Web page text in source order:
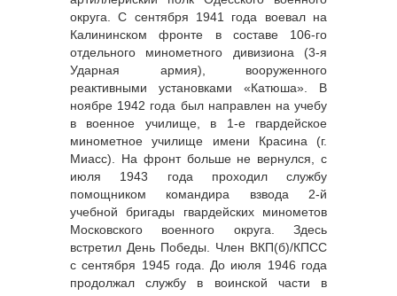
округа. С сентября 1941 года воевал на
Калининском фронте в составе 106-го
отдельного минометного дивизиона (3-я
Ударная армия), вооруженного
реактивными установками «Катюша». В
ноябре 1942 года был направлен на учебу
в военное училище, в 1-е гвардейское
минометное училище имени Красина (г.
Миасс). На фронт больше не вернулся, с
июля 1943 года проходил службу
помощником командира взвода 2-й
учебной бригады гвардейских минометов
Московского военного округа. Здесь
встретил День Победы. Член ВКП(б)/КПСС
с сентября 1945 года. До июля 1946 года
продолжал службу в воинской части в